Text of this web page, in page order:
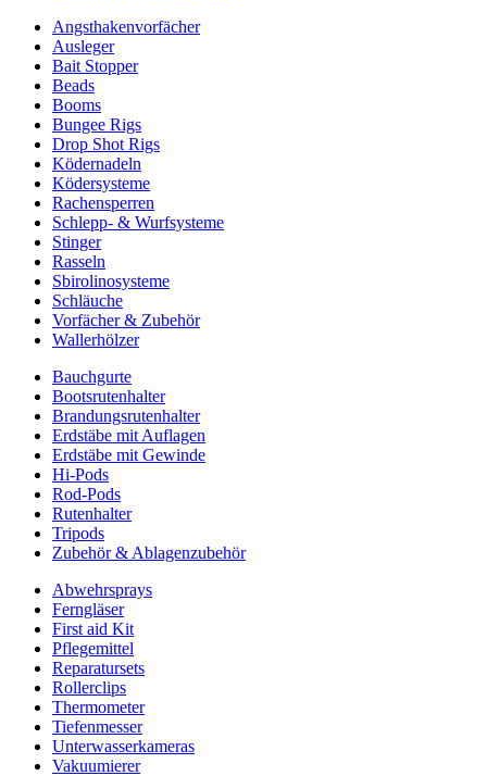
Angsthakenvorfächer
Ausleger
Bait Stopper
Beads
Booms
Bungee Rigs
Drop Shot Rigs
Ködernadeln
Ködersysteme
Rachensperren
Schlepp- & Wurfsysteme
Stinger
Rasseln
Sbirolinosysteme
Schläuche
Vorfächer & Zubehör
Wallerhölzer
Bauchgurte
Bootsrutenhalter
Brandungsrutenhalter
Erdstäbe mit Auflagen
Erdstäbe mit Gewinde
Hi-Pods
Rod-Pods
Rutenhalter
Tripods
Zubehör & Ablagenzubehör
Abwehrsprays
Ferngläser
First aid Kit
Pflegemittel
Reparatursets
Rollerclips
Thermometer
Tiefenmesser
Unterwasserkameras
Vakuumierer